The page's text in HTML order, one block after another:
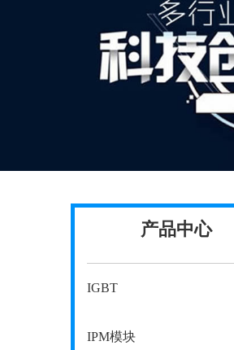
产品中心
IGBT
IPM模块